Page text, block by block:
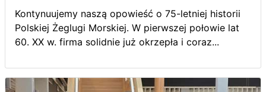
Kontynuujemy naszą opowieść o 75-letniej historii
Polskiej Żeglugi Morskiej. W pierwszej połowie lat
60. XX w. firma solidnie już okrzepła i coraz...